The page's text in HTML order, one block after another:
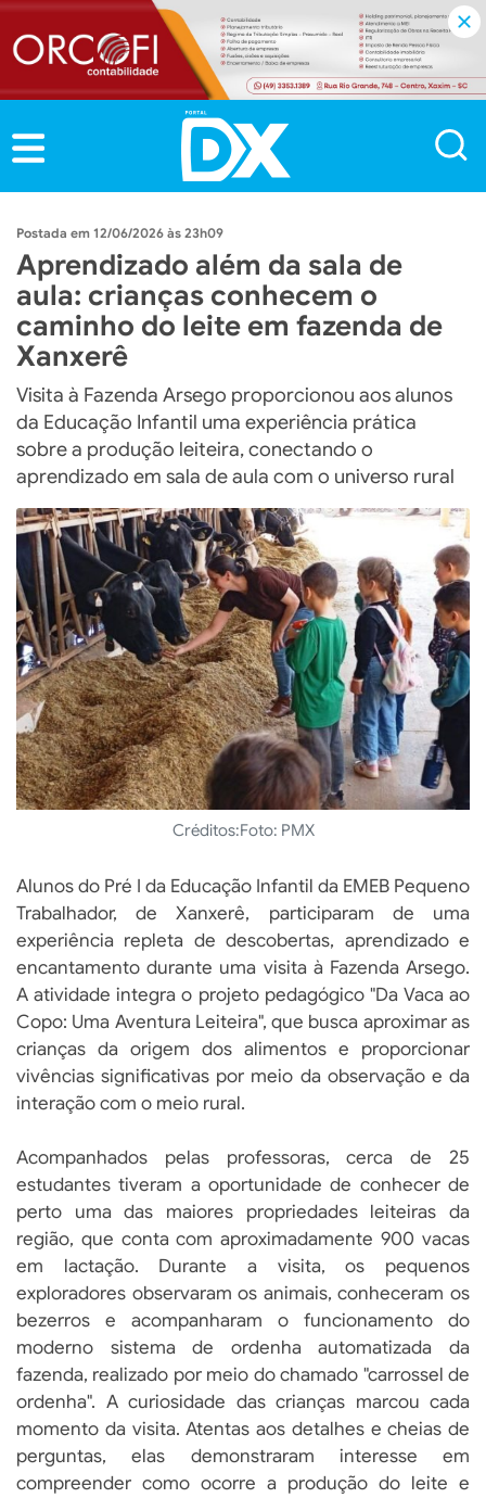
12/06/2026 às 23h09
Aprendizado além da sala de
aula: crianças conhecem o
caminho do leite em fazenda de
Xanxerê
Visita à Fazenda Arsego proporcionou aos alunos
da Educação Infantil uma experiência prática
sobre a produção leiteira, conectando o
aprendizado em sala de aula com o universo rural
Créditos:Foto: PMX
Alunos do Pré I da Educação Infantil da EMEB Pequeno
Trabalhador, de Xanxerê, participaram de uma
experiência repleta de descobertas, aprendizado e
encantamento durante uma visita à Fazenda Arsego.
A atividade integra o projeto pedagógico "Da Vaca ao
Copo: Uma Aventura Leiteira", que busca aproximar as
crianças da origem dos alimentos e proporcionar
vivências significativas por meio da observação e da
interação com o meio rural.
Acompanhados pelas professoras, cerca de 25
estudantes tiveram a oportunidade de conhecer de
perto uma das maiores propriedades leiteiras da
região, que conta com aproximadamente 900 vacas
em lactação. Durante a visita, os pequenos
exploradores observaram os animais, conheceram os
bezerros e acompanharam o funcionamento do
moderno sistema de ordenha automatizada da
fazenda, realizado por meio do chamado "carrossel de
ordenha". A curiosidade das crianças marcou cada
momento da visita. Atentas aos detalhes e cheias de
perguntas, elas demonstraram interesse em
compreender como ocorre a produção do leite e